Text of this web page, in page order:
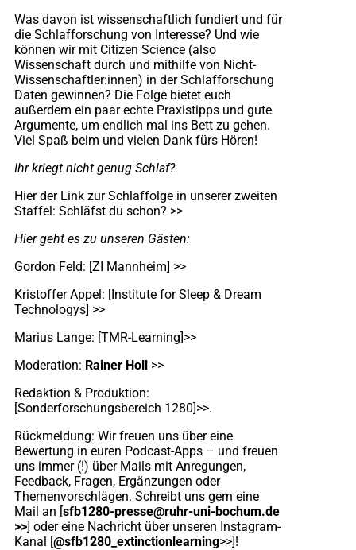
Was davon ist wissenschaftlich fundiert und für
die Schlafforschung von Interesse? Und wie
können wir mit Citizen Science (also
Wissenschaft durch und mithilfe von Nicht-
Wissenschaftler:innen) in der Schlafforschung
Daten gewinnen? Die Folge bietet euch
außerdem ein paar echte Praxistipps und gute
Argumente, um endlich mal ins Bett zu gehen.
Viel Spaß beim und vielen Dank fürs Hören!
Ihr kriegt nicht genug Schlaf?
Hier der Link zur Schlaffolge in unserer zweiten
Staffel: Schläfst du schon? >>
Hier geht es zu unseren Gästen:
Gordon Feld: [ZI Mannheim] >>
Kristoffer Appel: [Institute for Sleep & Dream
Technologys] >>
Marius Lange: [TMR-Learning]>>
Moderation: Rainer Holl >>
Redaktion & Produktion:
[Sonderforschungsbereich 1280]>>.
Rückmeldung: Wir freuen uns über eine
Bewertung in euren Podcast-Apps – und freuen
uns immer (!) über Mails mit Anregungen,
Feedback, Fragen, Ergänzungen oder
Themenvorschlägen. Schreibt uns gern eine
Mail an [sfb1280-presse@ruhr-uni-bochum.de
>>] oder eine Nachricht über unseren Instagram-
Kanal [@sfb1280_extinctionlearning>>]!